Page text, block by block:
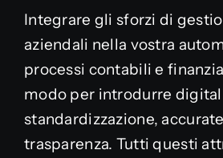
Integrare gli sforzi di
aziendali nella vostra
processi contabili e
modo per introdurre
standardizzazione,
trasparenza. Tutti questi